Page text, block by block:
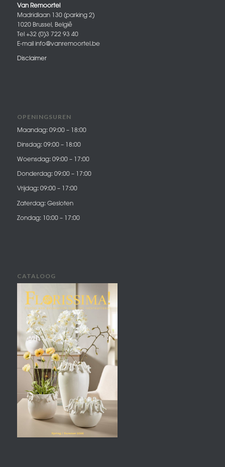
Van Remoortel
Madridlaan 130 (parking 2)
1020 Brussel, België
Tel +32 (0)3 722 93 40
E-mail info@vanremoortel.be
Disclaimer
OPENINGSUREN
Maandag: 09:00 – 18:00
Dinsdag: 09:00 – 18:00
Woensdag: 09:00 – 17:00
Donderdag: 09:00 – 17:00
Vrijdag: 09:00 – 17:00
Zaterdag: Gesloten
Zondag: 10:00 – 17:00
CATALOOG